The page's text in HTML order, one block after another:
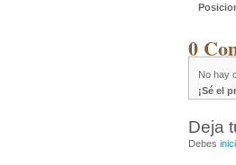
0
No hay
¡Sé el
Deja
Debes